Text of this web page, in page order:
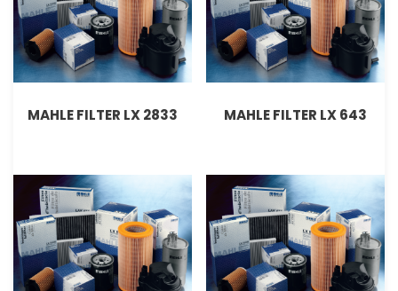
MAHLE FILTER LX 643
MAHLE FILTER LX 2833